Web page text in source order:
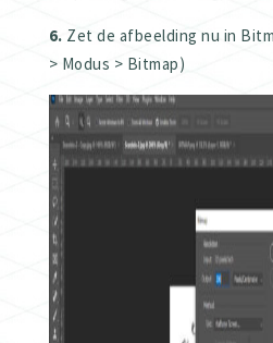
6. Zet de afbeelding nu in
> Modus > Bitmap)